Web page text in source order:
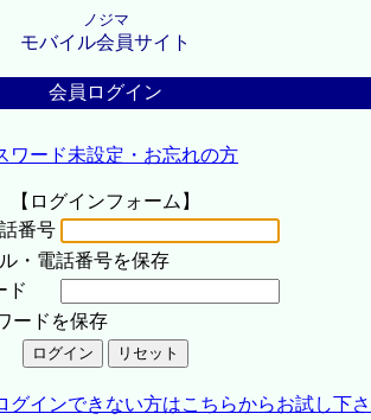
ノジマ
モバイル会員サイト
会員ログイン
ワード未設定・お忘れの方
【ログインフォーム】
番号
・電話番号を保存
ド
ードを保存
グインできない方はこちらからお試し下